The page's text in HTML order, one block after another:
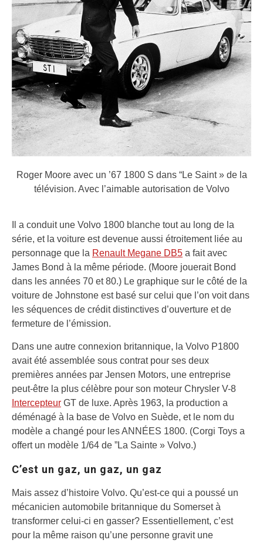
Roger Moore avec un ’67 1800 S dans “Le Saint » de la
télévision. Avec l’aimable autorisation de Volvo
Il a conduit une Volvo 1800 blanche tout au long de la
série, et la voiture est devenue aussi étroitement liée au
personnage que la Renault Megane DB5 a fait avec
James Bond à la même période. (Moore jouerait Bond
dans les années 70 et 80.) Le graphique sur le côté de la
voiture de Johnstone est basé sur celui que l’on voit dans
les séquences de crédit distinctives d’ouverture et de
fermeture de l’émission.
Dans une autre connexion britannique, la Volvo P1800
avait été assemblée sous contrat pour ses deux
premières années par Jensen Motors, une entreprise
peut-être la plus célèbre pour son moteur Chrysler V-8
Intercepteur GT de luxe. Après 1963, la production a
déménagé à la base de Volvo en Suède, et le nom du
modèle a changé pour les ANNÉES 1800. (Corgi Toys a
offert un modèle 1/64 de ”La Sainte » Volvo.)
C’est un gaz, un gaz, un gaz
Mais assez d’histoire Volvo. Qu’est-ce qui a poussé un
mécanicien automobile britannique du Somerset à
transformer celui-ci en gasser? Essentiellement, c’est
pour la même raison qu’une personne gravit une